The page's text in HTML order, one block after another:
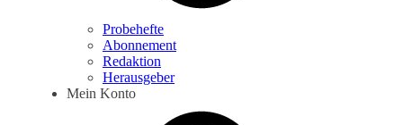
Probehefte
Abonnement
Redaktion
Herausgeber
Mein Konto